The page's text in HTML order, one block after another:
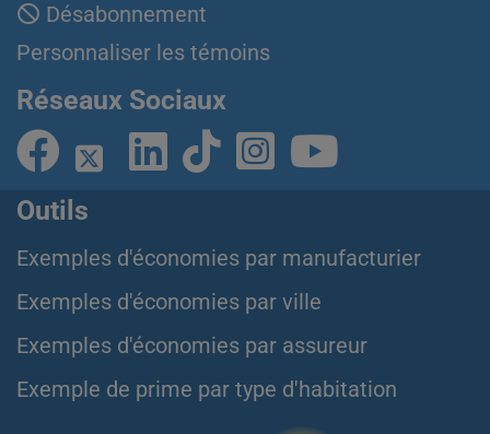
Désabonnement
Personnaliser les témoins
Réseaux Sociaux
Outils
Exemples d'économies par manufacturier
Exemples d'économies par ville
Exemples d'économies par assureur
Exemple de prime par type d'habitation